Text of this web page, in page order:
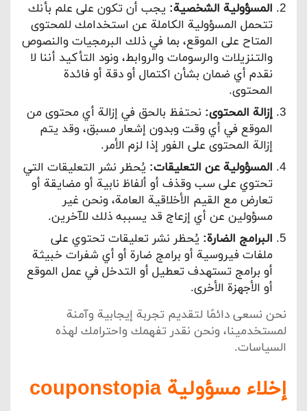
المسؤولية الشخصية: يجب أن تكون على علم بأنك
تتحمل المسؤولية الكاملة عن استخدامك للمحتوى
المتاح على الموقع، بما في ذلك البرمجيات والنصوص
والتنزيلات والرسومات والروابط، ونود التأكيد أننا لا
نقدم أي ضمان بشأن اكتمال أو دقة أو فائدة
المحتوى.
إزالة المحتوى: نحتفظ بالحق في إزالة أي محتوى من
الموقع في أي وقت وبدون إشعار مسبق، وقد يتم
إزالة المحتوى على الفور إذا لزم الأمر.
المسؤولية عن التعليقات: يُحظر نشر التعليقات التي
تحتوي على سب وقذف أو ألفاظ نابية أو مضايقة أو
تعارض مع القيم الأخلاقية العامة، ونحن غير
مسؤولين عن أي إزعاج قد يسببه ذلك للآخرين.
البرامج الضارة: يُحظر نشر تعليقات تحتوي على
ملفات فيروسية أو برامج ضارة أو أي شفرات خبيثة
أو برامج تستهدف تعطيل أو التدخل في عمل الموقع
أو الأجهزة الأخرى.
نحن نسعى دائمًا لتقديم تجربة إيجابية وآمنة
لمستخدمينا، ونحن نقدر تفهمك واحترامك لهذه
السياسات.
إخلاء مسؤولية couponstopia